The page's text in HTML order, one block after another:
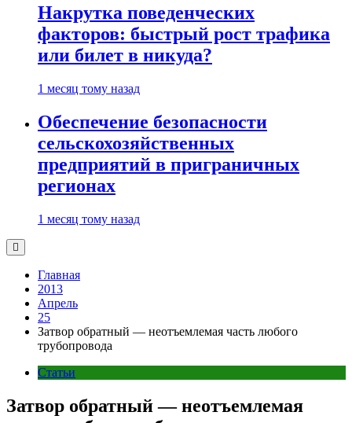
Накрутка поведенческих
факторов: быстрый рост трафика
или билет в никуда?
1 месяц тому назад
Обеспечение безопасности
сельскохозяйственных
предприятий в приграничных
регионах
1 месяц тому назад
Главная
2013
Апрель
25
Затвор обратный — неотъемлемая часть любого
трубопровода
Статьи
Затвор обратный — неотъемлемая